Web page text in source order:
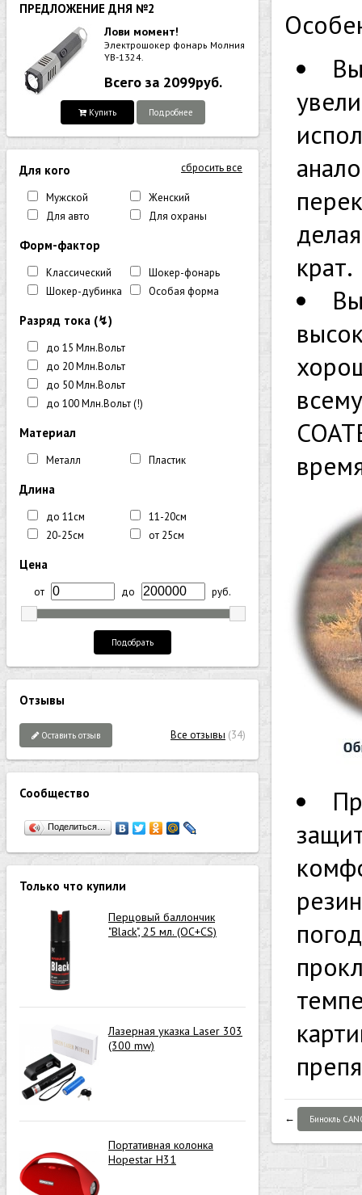
ПРЕДЛОЖЕНИЕ ДНЯ №2
Лови момент!
Электрошокер фонарь Молния
YB-1324.
Всего за 2099руб.
Купить Подробнее
сбросить все
Для кого
Мужской
Женский
Для авто
Для охраны
Форм-фактор
Классический
Шокер-фонарь
Шокер-дубинка
Особая форма
Разряд тока (↯)
до 15 Млн.Вольт
до 20 Млн.Вольт
до 50 Млн.Вольт
до 100 Млн.Вольт (!)
Материал
Металл Пластик
Длина
до 11см
11-20см
20-25см
от 25см
Цена
от до руб.
Подобрать
Отзывы
Оставить отзыв Все отзывы (34)
Сообщество
Поделиться…
Только что купили
Перцовый баллончик
"Black", 25 мл. (OC+CS)
Лазерная указка Laser 303
(300 mw)
Портативная колонка
Hopestar H31
крат.
← Бинокль